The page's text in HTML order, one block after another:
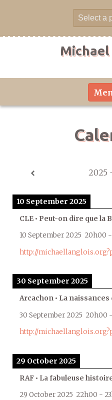
2025
10 September 2025
CLE • Peut-on dire que la
10 September 2025 20h00 -
http://
30 September 2025
Arcachon • La
30 September 2025 20h00 -
http://
29 October 2025
RAF • La fabuleuse
29 October 2025 22h00 -